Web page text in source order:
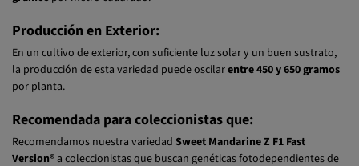
En un cultivo de exterior, con suficiente luz solar y un buen sustrato,
la producción de esta variedad puede oscilarentre 450 y 650 gramos
por planta.
Recomendamos nuestra variedadSweet Mandarine Z F1 Fast
Version®a coleccionistas que buscan genéticas fotodependientes de
floración ultrarrápida, conalta potencia, abundante producción de